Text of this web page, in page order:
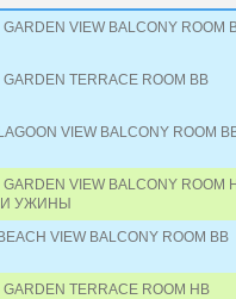
VIEW BALCONY ROOM
TERRACE ROOM BB
VIEW BALCONY ROOM
VIEW BALCONY ROOM
И УЖИНЫ
VIEW BALCONY ROOM BB
TERRACE ROOM HB